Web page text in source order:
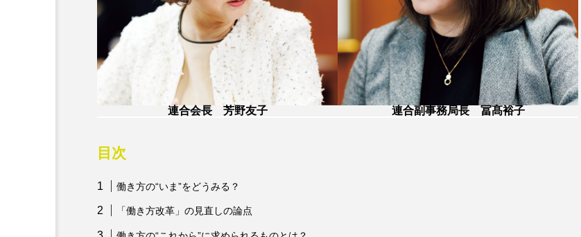
連合会長 芳野友子 連合副事務局長 冨髙裕子
目次
働き方の“いま”をどうみる？
「働き方改革」の見直しの論点